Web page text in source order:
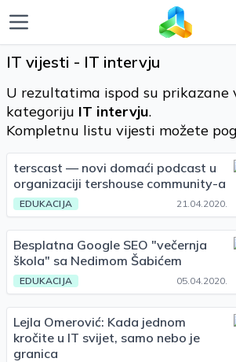
IT vijesti - IT intervju
U rezultatima ispod su prikazane
kategoriju IT intervju.
Kompletnu listu vijesti možete
terscast — novi domaći podcast u
organizaciji tershouse community-a
EDUKACIJA 21.04.2020.
Besplatna Google SEO "večernja
škola" sa Nedimom Šabićem
EDUKACIJA 05.04.2020.
Lejla Omerović: Kada jednom
kročite u IT svijet, samo nebo je
granica